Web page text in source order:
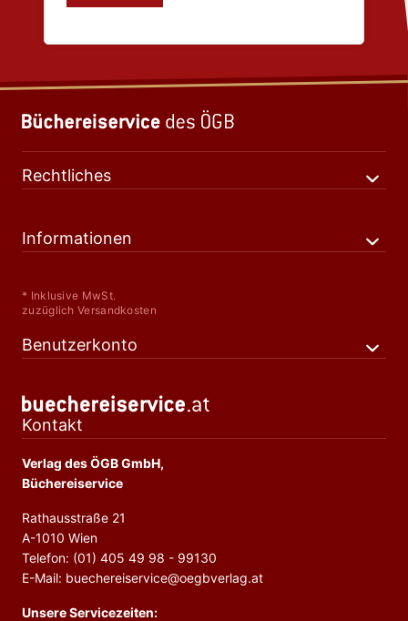
Rechtliches
Informationen
* Inklusive MwSt.
zuzüglich Versandkosten
Benutzerkonto
Kontakt
Verlag des ÖGB GmbH,
Büchereiservice
Rathausstraße 21
A-1010 Wien
Telefon: (01) 405 49 98 - 99130
E-Mail: buechereiservice@oegbverlag.at
Unsere Servicezeiten: